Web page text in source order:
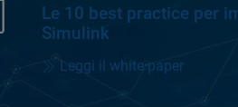
Le 10 best practice per
Simulink
Leggi il white paper